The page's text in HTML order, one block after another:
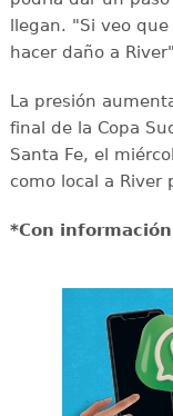
llegan. "Si veo
hacer daño a
La presión
final de la Copa
Santa Fe, el
como local a River
*Con